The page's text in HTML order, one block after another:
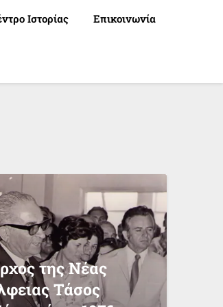
Ιστορίας Επικοινωνία
της Νέας
Τάσος